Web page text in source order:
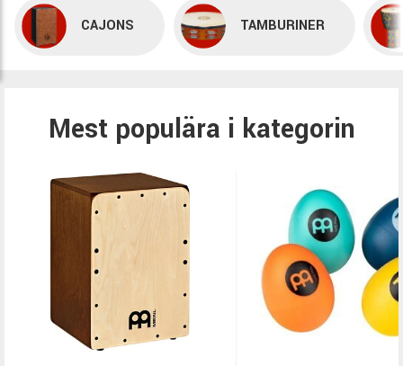
CAJONS TAMBURINER
Mest populära i kategorin